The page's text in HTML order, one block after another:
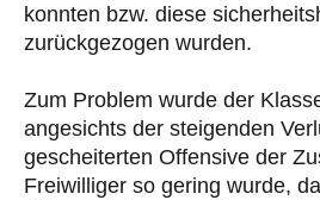
konnten bzw. diese
zurückgezogen wurden.
Zum Problem wurde der
angesichts der steigenden
gescheiterten Offensive der
Freiwilliger so gering wurde,